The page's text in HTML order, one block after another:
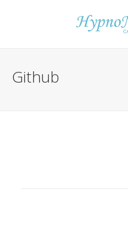
Github